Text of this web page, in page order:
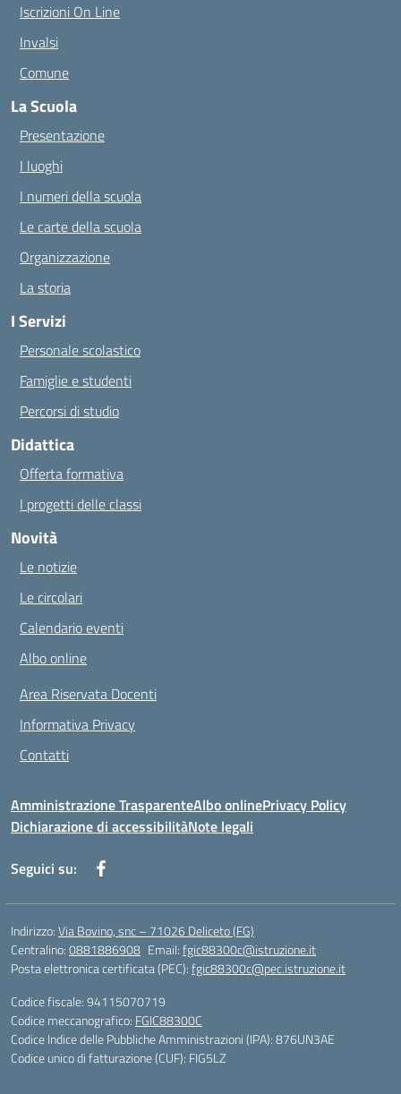
Iscrizioni On Line
Invalsi
Comune
La Scuola
Presentazione
I luoghi
I numeri della scuola
Le carte della scuola
Organizzazione
La storia
I Servizi
Personale scolastico
Famiglie e studenti
Percorsi di studio
Didattica
Offerta formativa
I progetti delle classi
Novità
Le notizie
Le circolari
Calendario eventi
Albo online
Area Riservata Docenti
Informativa Privacy
Contatti
Amministrazione TrasparenteAlbo onlinePrivacy Policy
Dichiarazione di accessibilitàNote legali
Seguici su:
Indirizzo:Via Bovino, snc – 71026 Deliceto (FG)
Centralino:0881886908 Email:fgic88300c@istruzione.it
Posta elettronica certificata (PEC):fgic88300c@pec.istruzione.it
Codice fiscale: 94115070719
Codice meccanografico: FGIC88300C
Codice Indice delle Pubbliche Amministrazioni (IPA): 876UN3AE
Codice unico di fatturazione (CUF): FIG5LZ